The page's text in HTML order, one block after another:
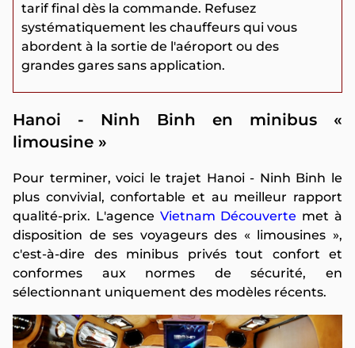
tarif final dès la commande. Refusez
systématiquement les chauffeurs qui vous
abordent à la sortie de l'aéroport ou des
grandes gares sans application.
Hanoi - Ninh Binh en minibus «
limousine »
Pour terminer, voici le trajet Hanoi - Ninh Binh le
plus convivial, confortable et au meilleur rapport
qualité-prix. L'agence Vietnam Découverte met à
disposition de ses voyageurs des « limousines »,
c'est-à-dire des minibus privés tout confort et
conformes aux normes de sécurité, en
sélectionnant uniquement des modèles récents.